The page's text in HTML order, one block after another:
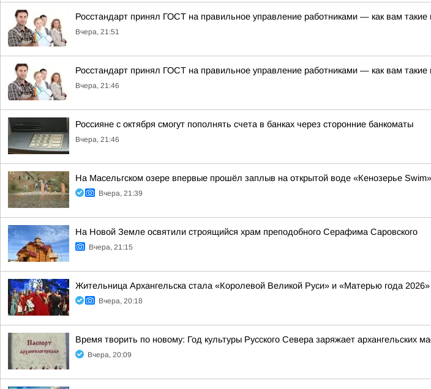
Росстандарт принял ГОСТ на правильное управление работниками — как вам такие
Вчера, 21:51
Росстандарт принял ГОСТ на правильное управление работниками — как вам такие
Вчера, 21:46
Россияне с октября смогут пополнять счета в банках через сторонние банкоматы
Вчера, 21:46
На Масельгском озере впервые прошёл заплыв на открытой воде «Кенозерье Swim»
Вчера, 21:39
На Новой Земле освятили строящийся храм преподобного Серафима Саровского
Вчера, 21:15
Жительница Архангельска стала «Королевой Великой Руси» и «Матерью года 2026»
Вчера, 20:18
Время творить по новому: Год культуры Русского Севера заряжает архангельских
Вчера, 20:09